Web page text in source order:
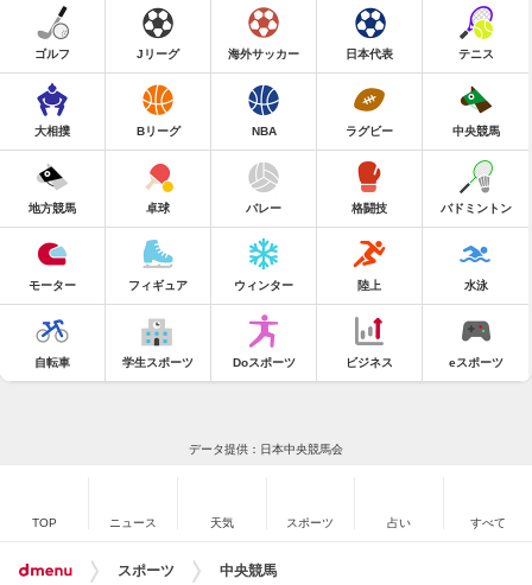
ゴルフ Jリーグ 海外サッカー 日本代表 テニス
大相撲 Bリーグ NBA ラグビー 中央競馬
地方競馬 卓球 バレー 格闘技 バドミントン
モーター フィギュア ウィンター 陸上 水泳
自転車 学生スポーツ Doスポーツ ビジネス eスポーツ
データ提供：日本中央競馬会
TOP ニュース 天気 スポーツ 占い すべて
スポーツ 中央競馬